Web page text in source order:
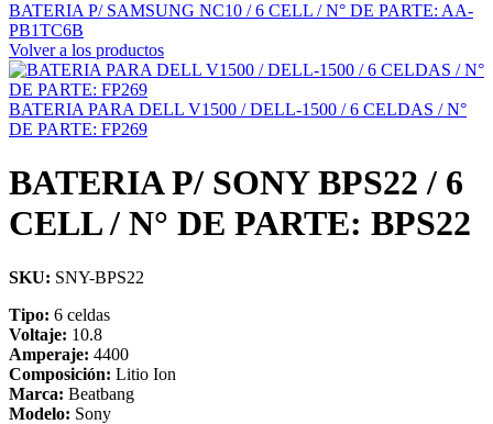
BATERIA P/ SAMSUNG NC10 / 6 CELL / N° DE PARTE: AA-
PB1TC6B
Volver a los productos
BATERIA PARA DELL V1500 / DELL-1500 / 6 CELDAS / N°
DE PARTE: FP269
BATERIA P/ SONY BPS22 / 6
CELL / N° DE PARTE: BPS22
SKU: SNY-BPS22
Tipo: 6 celdas
Voltaje: 10.8
Amperaje: 4400
Composición: Litio Ion
Marca: Beatbang
Modelo: Sony